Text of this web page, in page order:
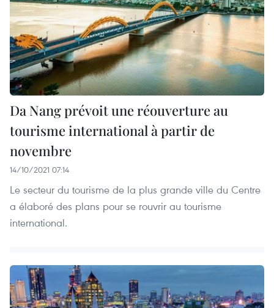
Da Nang prévoit une réouverture au
tourisme international à partir de
novembre
14/10/2021 07:14
Le secteur du tourisme de la plus grande ville du Centre
a élaboré des plans pour se rouvrir au tourisme
international.